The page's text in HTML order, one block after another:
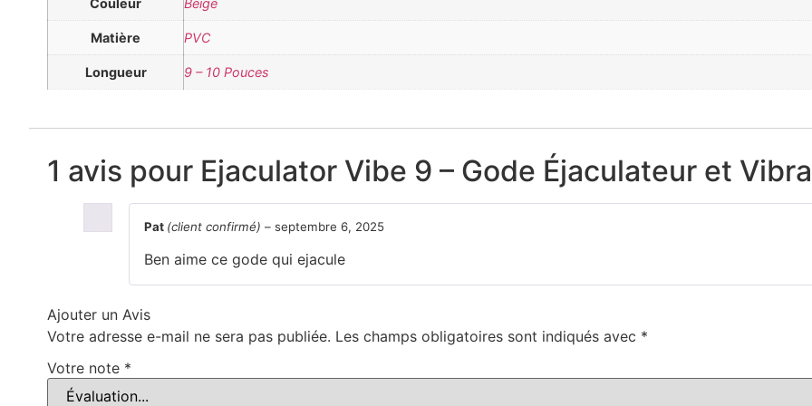
Couleur Beige
Matière PVC
Longueur 9 – 10 Pouces
1 avis pour Ejaculator Vibe 9 – Gode Éjaculateur et
Pat (client confirmé) – septembre 6, 2025
Ben aime ce gode qui ejacule
Ajouter un Avis
Votre adresse e-mail ne sera pas publiée. Les champs obligatoires sont indiqués avec *
Votre note *